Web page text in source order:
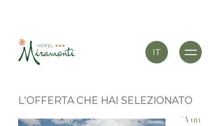
IT
L'OFFERTA CHE HAI SELEZIONATO
"A un